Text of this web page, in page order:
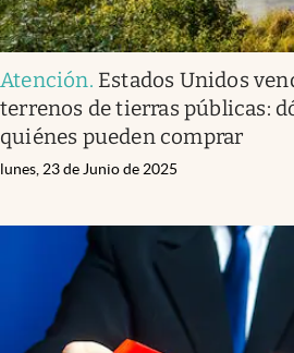
Atención. Estados Unidos
terrenos de tierras públicas:
quiénes pueden comprar
lunes, 23 de Junio de 2025